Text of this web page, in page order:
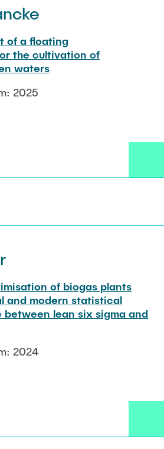
of a floating
the cultivation of
waters
2025
of biogas plants
and modern statistical
between lean six sigma and
2024